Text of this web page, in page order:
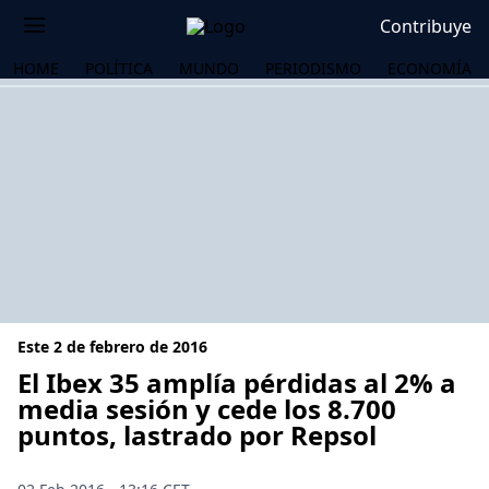
Contribuye
HOME POLÍTICA MUNDO PERIODISMO ECONOMÍA
Este 2 de febrero de 2016
El Ibex 35 amplía pérdidas al 2% a
media sesión y cede los 8.700
puntos, lastrado por Repsol